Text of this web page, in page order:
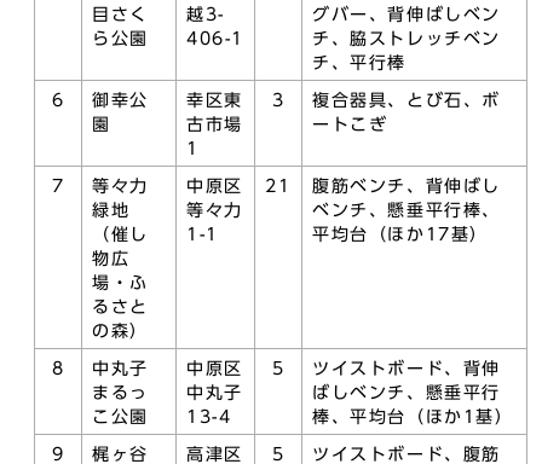
目さく
ら公園
越3-
406-1
グバー、背伸ばしベン
チ、脇ストレッチベン
チ、平行棒
6
御幸公
園
幸区東
古市場
1
3
複合器具、とび石、ボ
ートこぎ
7
等々力
緑地
（催し
物広
場・ふ
るさと
の森）
中原区
等々力
1-1
21
腹筋ベンチ、背伸ばし
ベンチ、懸垂平行棒、
平均台（ほか17基）
8
中丸子
まるっ
こ公園
中原区
中丸子
13-4
5
ツイストボード、背伸
ばしベンチ、懸垂平行
棒、平均台（ほか1基）
9
梶ヶ谷
高津区
5
ツイストボード、腹筋